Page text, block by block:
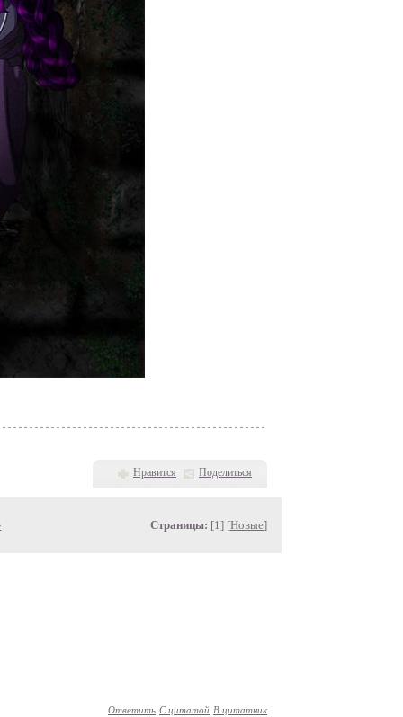
Нравится Поделиться
Страницы: [1] [Новые]
Ответить С цитатой В цитатник